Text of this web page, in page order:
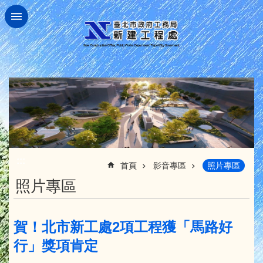
跳到主要內容區塊
首頁 影音專區 照片專區
照片專區
賀！北市新工處2項工程獲「馬路好
行」獎項肯定